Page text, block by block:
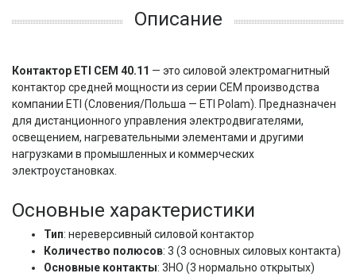
Описание
Контактор ETI CEM 40.11 — это силовой электромагнитный
контактор средней мощности из серии CEM производства
компании ETI (Словения/Польша — ETI Polam). Предназначен
для дистанционного управления электродвигателями,
освещением, нагревательными элементами и другими
нагрузками в промышленных и коммерческих
электроустановках.
Основные характеристики
Тип: нереверсивный силовой контактор
Количество полюсов: 3 (3 основных силовых контакта)
Основные контакты: 3НО (3 нормально открытых)